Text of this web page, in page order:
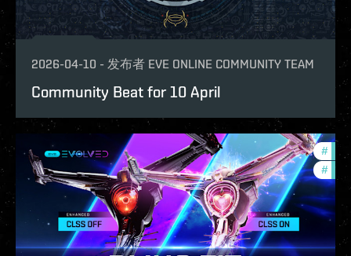
2026-04-10 - 发布者 EVE ONLINE COMMUNITY TEAM
Community Beat for 10 April
#
#